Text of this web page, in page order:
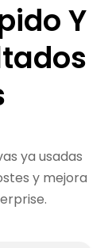
Y
ya usadas
y mejora